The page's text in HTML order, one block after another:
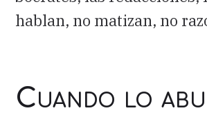
hablan, no matizan, no
Cuando lo